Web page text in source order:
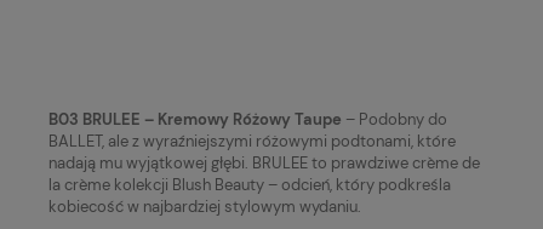
B03 BRULEE – Kremowy Różowy Taupe – Podobny do
BALLET, ale z wyraźniejszymi różowymi podtonami, które
nadają mu wyjątkowej głębi. BRULEE to prawdziwe crème de
la crème kolekcji Blush Beauty – odcień, który podkreśla
kobiecość w najbardziej stylowym wydaniu.